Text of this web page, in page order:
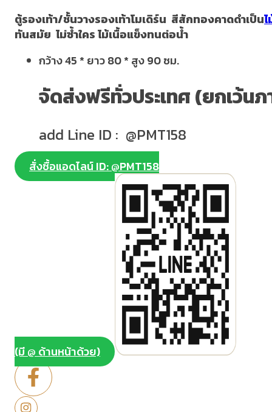
ตู้รองเท้า/ชั้นวางรองเท้าโมเดิร์น สีสักทองคาดดำเป็น
ทันสมัย ไม่ซ้ำใคร ไม้เนื้อแข็งทนต่อน้ำ
กว้าง 45 * ยาว 80 * สูง 90 ซม.
จัดส่งฟรีทั่วประเทศ (ยกเว้นภ
add Line ID : @PMT158
สั่งซื้อแอดไลน์ ID: @PMT158
(มี @ ด้านหน้าด้วย)